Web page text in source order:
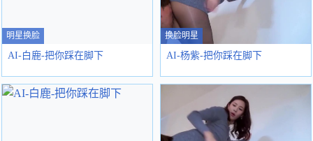
明星换脸
AI-白鹿-把你踩在脚下
换脸明星
AI-杨紫-把你踩在脚下